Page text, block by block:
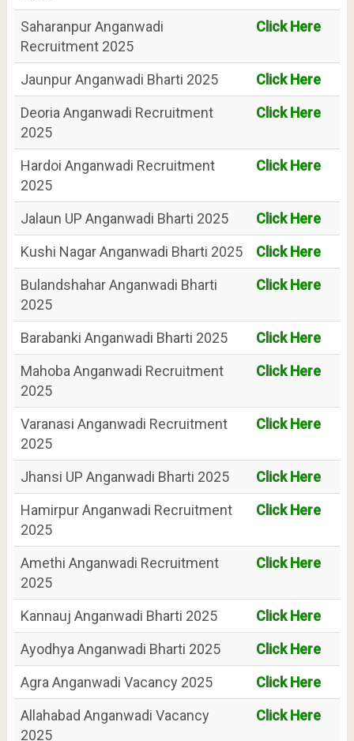
Saharanpur Anganwadi
Recruitment 2025
Click Here
Jaunpur Anganwadi Bharti 2025
Click Here
Deoria Anganwadi Recruitment
2025
Click Here
Hardoi Anganwadi Recruitment
2025
Click Here
Jalaun UP Anganwadi Bharti 2025
Click Here
Kushi Nagar Anganwadi Bharti 2025
Click Here
Bulandshahar Anganwadi Bharti
2025
Click Here
Barabanki Anganwadi Bharti 2025
Click Here
Mahoba Anganwadi Recruitment
2025
Click Here
Varanasi Anganwadi Recruitment
2025
Click Here
Jhansi UP Anganwadi Bharti 2025
Click Here
Hamirpur Anganwadi Recruitment
2025
Click Here
Amethi Anganwadi Recruitment
2025
Click Here
Kannauj Anganwadi Bharti 2025
Click Here
Ayodhya Anganwadi Bharti 2025
Click Here
Agra Anganwadi Vacancy 2025
Click Here
Allahabad Anganwadi Vacancy
2025
Click Here